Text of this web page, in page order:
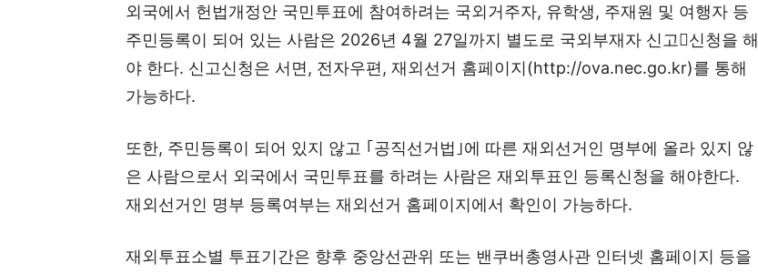
외국에서 헌법개정안 국민투표에 참여하려는 국외거주자, 유학생, 주재원 및 여행자 등
주민등록이 되어 있는 사람은 2026년 4월 27일까지 별도로 국외부재자 신고신청을 해
야 한다. 신고신청은 서면, 전자우편, 재외선거 홈페이지(http://ova.nec.go.kr)를 통해
가능하다.
또한, 주민등록이 되어 있지 않고 ｢공직선거법｣에 따른 재외선거인 명부에 올라 있지 않
은 사람으로서 외국에서 국민투표를 하려는 사람은 재외투표인 등록신청을 해야한다.
재외선거인 명부 등록여부는 재외선거 홈페이지에서 확인이 가능하다.
재외투표소별 투표기간은 향후 중앙선관위 또는 밴쿠버총영사관 인터넷 홈페이지 등을